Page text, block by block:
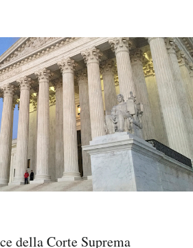
della Corte Suprema